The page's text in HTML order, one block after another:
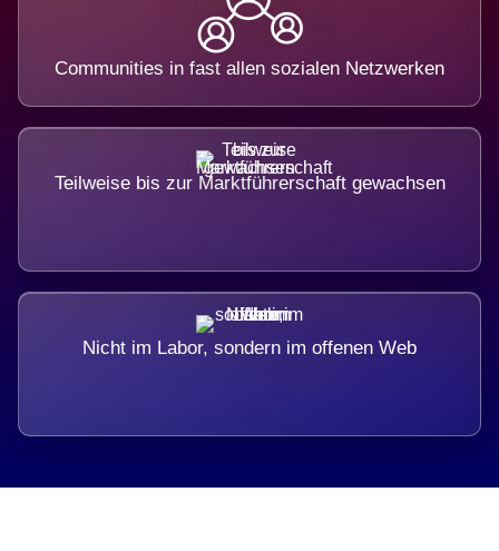
Communities in fast allen sozialen Netzwerken
Teilweise bis zur Marktführerschaft gewachsen
Nicht im Labor, sondern im offenen Web